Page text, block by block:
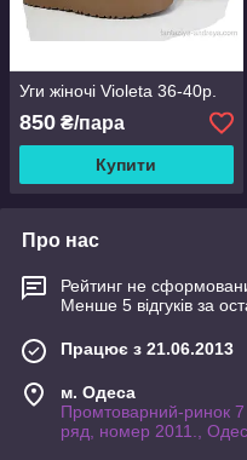
Уги жіночі Violeta 36-40р.
850 ₴/пара
Купити
Про нас
Рейтинг не
Менше 5 відгуків за
Працює з 21.06.2013
м. Одеса
Промтоварний-ринок
ряд, номер 2011.,